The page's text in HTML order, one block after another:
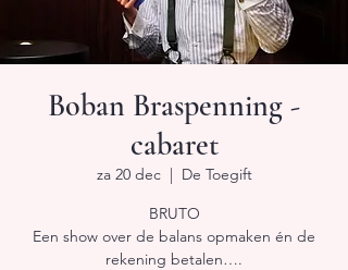
Boban Braspenning -
cabaret
za 20 dec
  |
De Toegift
BRUTO
Een show over de balans opmaken én de
rekening betalen….